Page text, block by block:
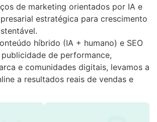
de marketing orientados por IA e
estratégica para crescimento
híbrido (IA + humano) e SEO
publicidade de performance,
e comunidades digitais, levamos a
a resultados reais de vendas e